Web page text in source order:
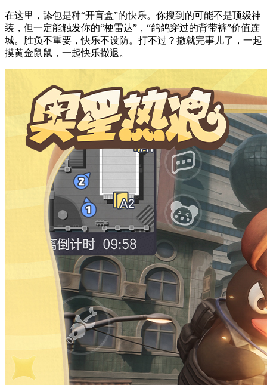
在这里，舔包是种“开盲盒”的快乐。你搜到的可能不是顶级神
装，但一定能触发你的“梗雷达”，“鸽鸽穿过的背带裤”价值连
城。胜负不重要，快乐不设防。打不过？撤就完事儿了，一起
摸黄金鼠鼠，一起快乐撤退。